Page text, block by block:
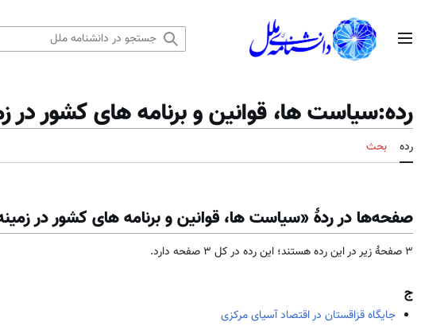
منوی اصلی
رده:سیاست ها، قوانین و برنامه های کشور در
رده بحث
صفحه‌ها در ردهٔ «سیاست ها، قوانین و برنامه های کشور در
۳ صفحۀ زیر در این رده هستند؛ این رده در کل ۳ صفحه دارد.
ج
جایگاه قزاقستان در اقتصاد آسیای مرکزی